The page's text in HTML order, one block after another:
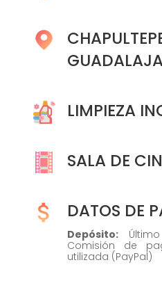
LIMPIEZA
SALA DE
DATOS DE
Depósito:
Comisión de
utilizada (PayPal)